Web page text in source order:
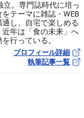
。専門誌時代に培っ
テーマに雑誌・WEB
し、自宅で楽しめる
年は「食の未来」へ
行っている。
プロフィール詳細
執筆記事一覧